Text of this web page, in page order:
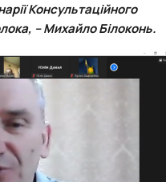
Консультаційного
–Михайло Білоконь.